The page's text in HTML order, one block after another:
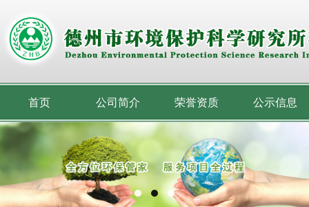
首页 公司简介 荣誉资质 公示信息